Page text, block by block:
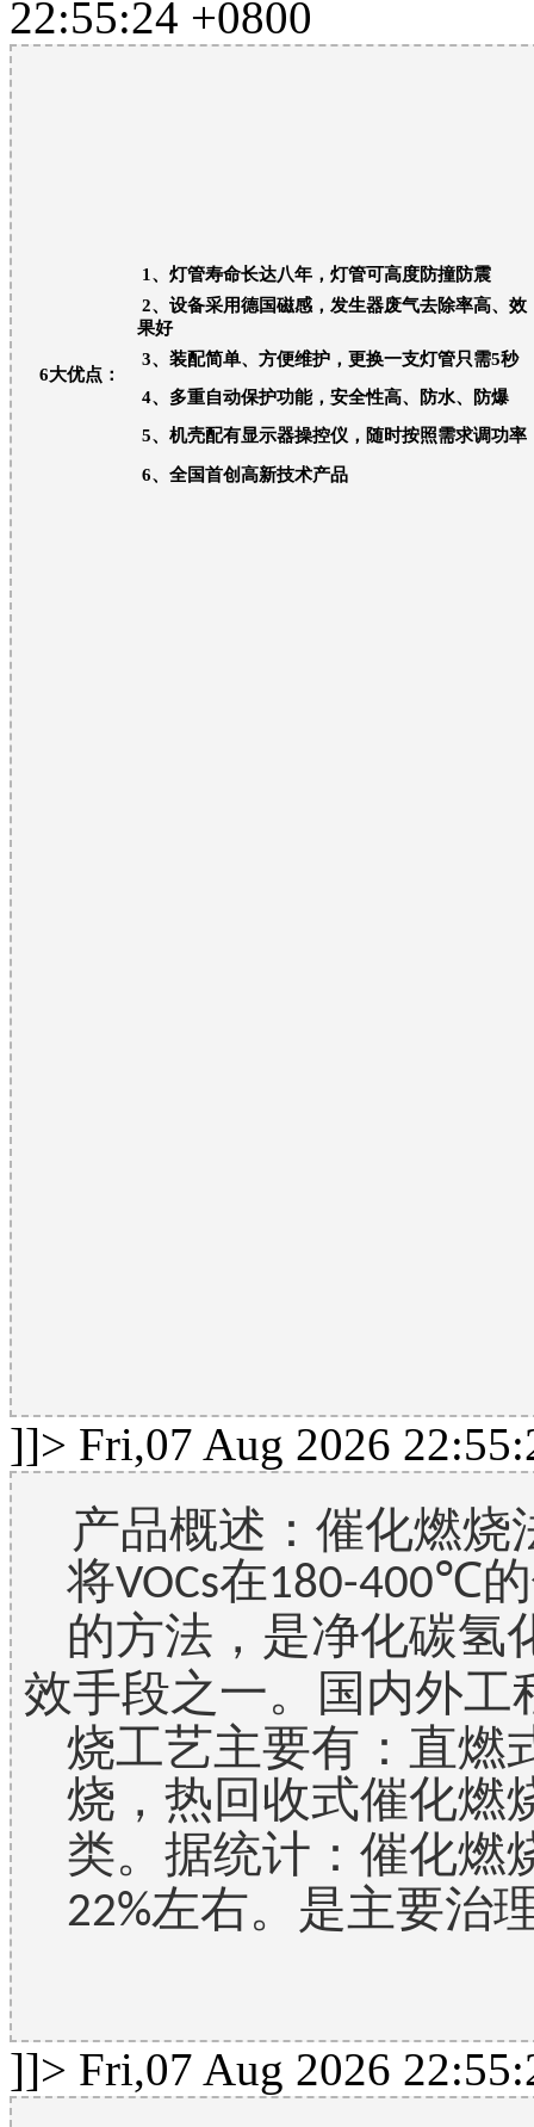
22:55:24 +0800
6大优点：
1 、灯管寿命长达八年，灯管可高度防撞防震
2、设备采用德国磁感，发生器废气去除率高
果好
3、装配简单、方便维护，更换一支灯管只需5秒
4、多重自动保护功能，安全性高、防水、防爆
5、机壳配有显示器操控仪，随时按照需求调功率
6、全国首创高新技术产品
]]> Fri,07 Aug 2026
产品概述：催化燃烧
将VOCs在180-400℃
的方法，是净化碳氢
效手段之一。国内外工
烧工艺主要有：直燃
烧，热回收式催化燃
类。据统计：催化燃
22%左右。是主要
]]> Fri,07 Aug 2026